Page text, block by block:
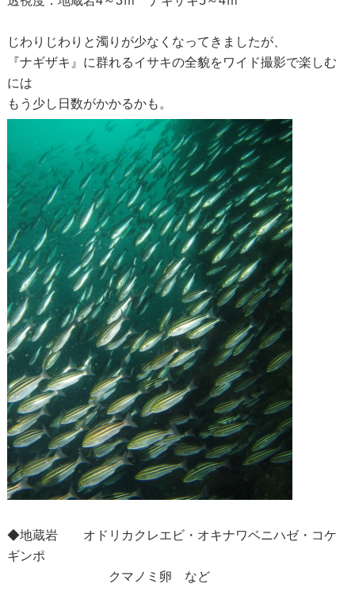
じわりじわりと濁りが少なくなってきましたが、
『ナギザキ』に群れるイサキの全貌をワイド撮影で楽しむ
には
もう少し日数がかかるかも。
◆地蔵岩 オドリカクレエビ・オキナワベニハゼ・コケ
ギンポ
クマノミ卵 など